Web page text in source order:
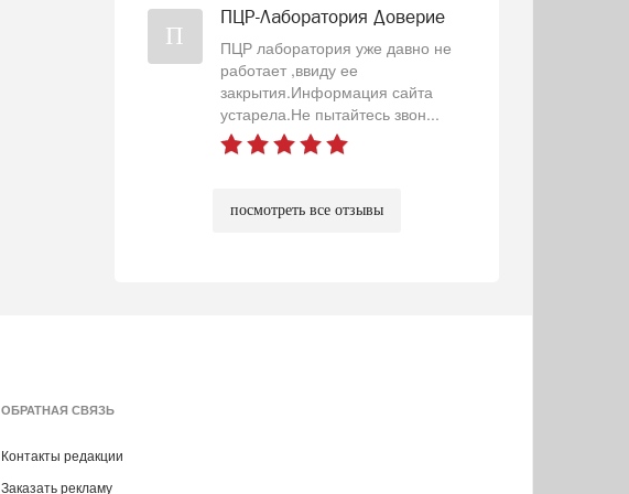
П
ПЦР-Лаборатория Доверие
ПЦР лаборатория уже давно не
работает ,ввиду ее
закрытия.Информация сайта
устарела.Не пытайтесь звон...
посмотреть все отзывы
ОБРАТНАЯ СВЯЗЬ
Контакты редакции
Заказать рекламу